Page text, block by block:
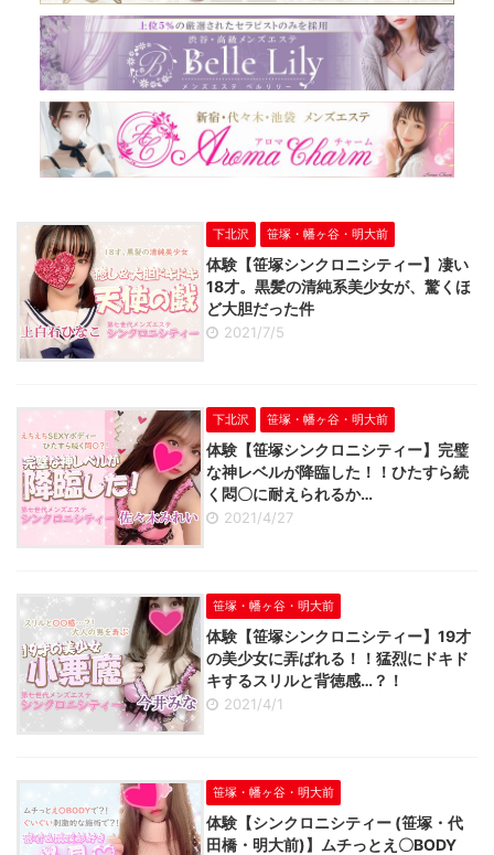
下北沢 笹塚・幡ヶ谷・明大前
体験【笹塚シンクロニシティー】凄い
18才。黒髪の清純系美少女が、驚くほ
ど大胆だった件
2021/7/5
下北沢 笹塚・幡ヶ谷・明大前
体験【笹塚シンクロニシティー】完璧
な神レベルが降臨した！！ひたすら続
く悶〇に耐えられるか…
2021/4/27
笹塚・幡ヶ谷・明大前
体験【笹塚シンクロニシティー】19才
の美少女に弄ばれる！！猛烈にドキド
キするスリルと背徳感…？！
2021/4/1
笹塚・幡ヶ谷・明大前
体験【シンクロニシティー (笹塚・代
田橋・明大前)】ムチっとえ〇BODY